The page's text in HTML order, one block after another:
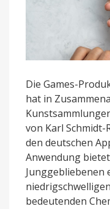
Die Games-
hat in
von Karl Schmidt-
den deutschen
Anwendung
Junggebliebenen
bedeutenden